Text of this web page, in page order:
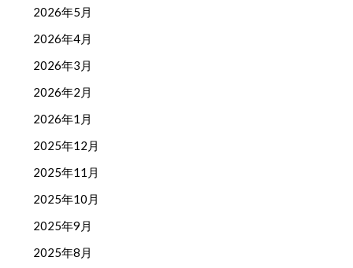
2026年5月
2026年4月
2026年3月
2026年2月
2026年1月
2025年12月
2025年11月
2025年10月
2025年9月
2025年8月